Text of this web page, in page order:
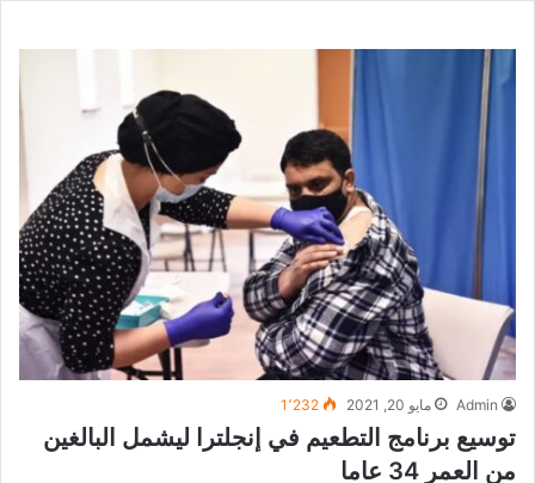
Admin مايو 20, 2021 1٬232
توسيع برنامج التطعيم في إنجلترا ليشمل البالغين
من العمر 34 عاما